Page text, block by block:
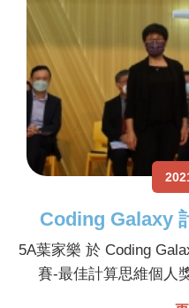
Coding Galaxy
5A葉家樂 於 Coding
賽-最佳計算思維個人